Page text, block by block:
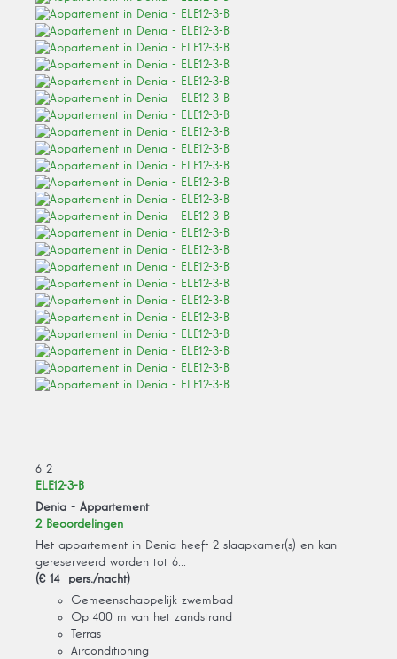
6 2
ELE12-3-B
Denia - Appartement
2 Beoordelingen
Het appartement in Denia heeft 2 slaapkamer(s) en kan
gereserveerd worden tot 6...
(€ 14 pers./nacht)
Gemeenschappelijk zwembad
Op 400 m van het zandstrand
Terras
Airconditioning